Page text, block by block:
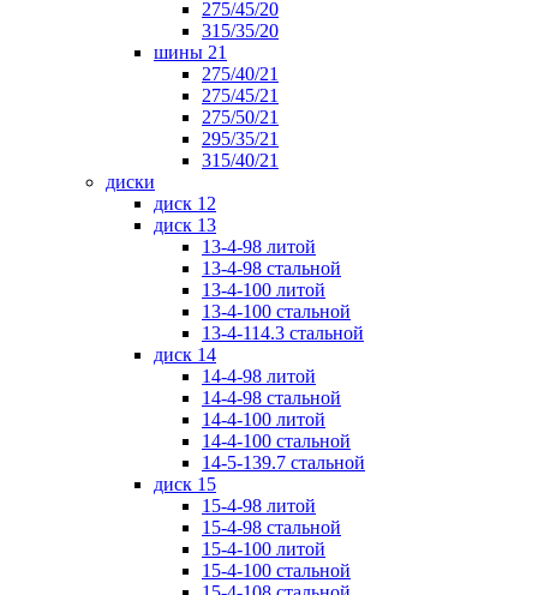
275/45/20
315/35/20
шины 21
275/40/21
275/45/21
275/50/21
295/35/21
315/40/21
диски
диск 12
диск 13
13-4-98 литой
13-4-98 стальной
13-4-100 литой
13-4-100 стальной
13-4-114.3 стальной
диск 14
14-4-98 литой
14-4-98 стальной
14-4-100 литой
14-4-100 стальной
14-5-139.7 стальной
диск 15
15-4-98 литой
15-4-98 стальной
15-4-100 литой
15-4-100 стальной